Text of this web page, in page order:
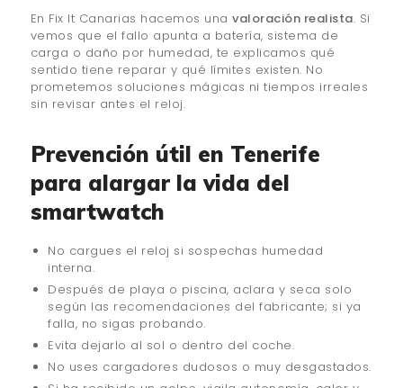
En Fix It Canarias hacemos unavaloración realista. Si
vemos que el fallo apunta a batería, sistema de
carga o daño por humedad, te explicamos qué
sentido tiene reparar y qué límites existen. No
prometemos soluciones mágicas ni tiempos irreales
sin revisar antes el reloj.
Prevención útil en Tenerife
para alargar la vida del
smartwatch
No cargues el reloj si sospechas humedad
interna.
Después de playa o piscina, aclara y seca solo
según las recomendaciones del fabricante; si ya
falla, no sigas probando.
Evita dejarlo al sol o dentro del coche.
No uses cargadores dudosos o muy desgastados.